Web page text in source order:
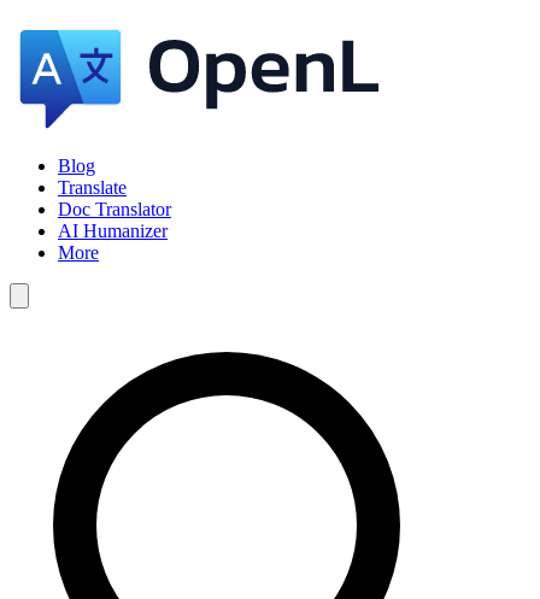
Blog
Translate
Doc Translator
AI Humanizer
More